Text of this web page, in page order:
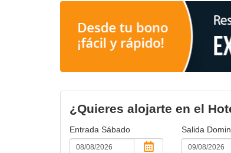
¿Quieres alojarte en el
Entrada Sábado Salida